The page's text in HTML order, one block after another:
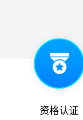
资格认证